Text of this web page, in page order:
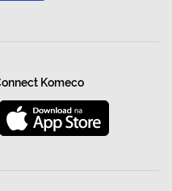
Komeco